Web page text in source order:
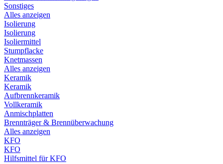
Sonstiges
Alles anzeigen
Isolierung
Isolierung
Isoliermittel
Stumpflacke
Knetmassen
Alles anzeigen
Keramik
Keramik
Aufbrennkeramik
Vollkeramik
Anmischplatten
Brennträger & Brennüberwachung
Alles anzeigen
KFO
KFO
Hilfsmittel für KFO